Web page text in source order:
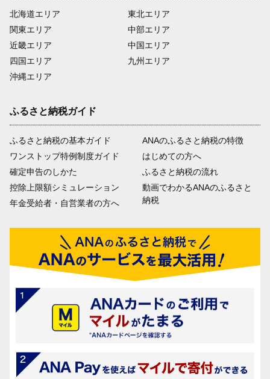
北海道エリア
関東エリア
近畿エリア
四国エリア
沖縄エリア
東北エリア
中部エリア
中国エリア
九州エリア
ふるさと納税ガイド
ふるさと納税の基本ガイド
ワンストップ特例制度ガイド
確定申告のしかた
控除上限額シミュレーション
年金受給者・自営業者の方へ
ANAのふるさと納税の特徴
はじめての方へ
ふるさと納税の流れ
動画でわかるANAのふるさと
納税